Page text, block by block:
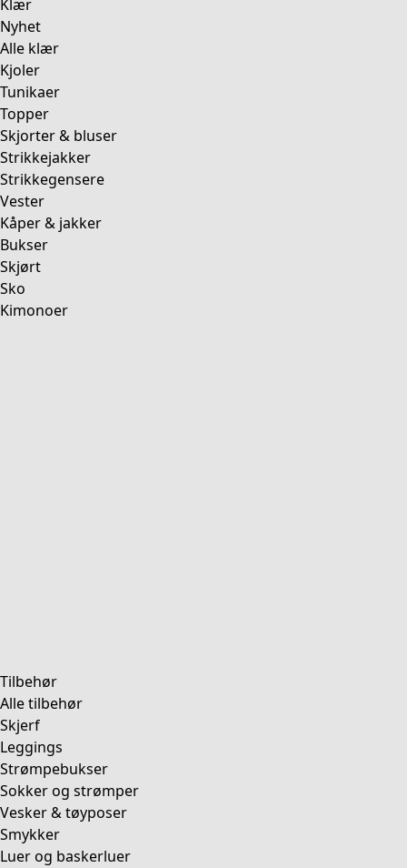
Klær
Nyhet
Alle klær
Kjoler
Tunikaer
Topper
Skjorter & bluser
Strikkejakker
Strikkegensere
Vester
Kåper & jakker
Bukser
Skjørt
Sko
Kimonoer
Tilbehør
Alle tilbehør
Skjerf
Leggings
Strømpebukser
Sokker og strømper
Vesker & tøyposer
Smykker
Luer og baskerluer